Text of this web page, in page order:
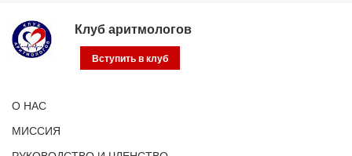
Клуб аритмологов
Вступить в клуб
О НАС
МИССИЯ